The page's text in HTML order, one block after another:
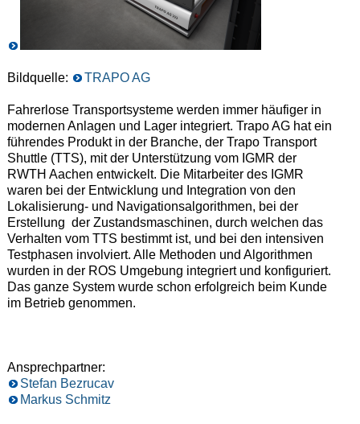
Bildquelle: TRAPO AG
Fahrerlose Transportsysteme werden immer häufiger in
modernen Anlagen und Lager integriert. Trapo AG hat ein
führendes Produkt in der Branche, der Trapo Transport
Shuttle (TTS), mit der Unterstützung vom IGMR der
RWTH Aachen entwickelt. Die Mitarbeiter des IGMR
waren bei der Entwicklung und Integration von den
Lokalisierung- und Navigationsalgorithmen, bei der
Erstellung der Zustandsmaschinen, durch welchen das
Verhalten vom TTS bestimmt ist, und bei den intensiven
Testphasen involviert. Alle Methoden und Algorithmen
wurden in der ROS Umgebung integriert und konfiguriert.
Das ganze System wurde schon erfolgreich beim Kunde
im Betrieb genommen.
Ansprechpartner:
Stefan Bezrucav
Markus Schmitz